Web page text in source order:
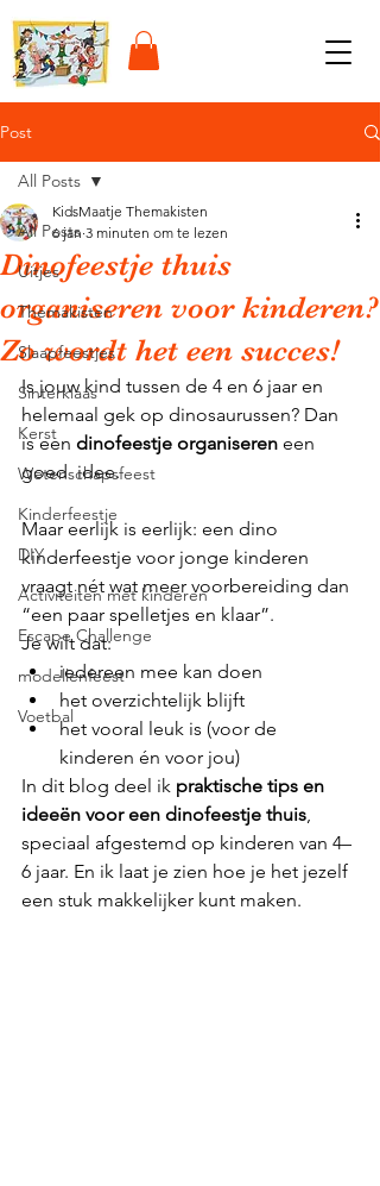
Post
All Posts
Uitjes
Themakisten
Slaapfeestjes
Sinterklaas
Kerst
Wetenschapsfeest
Kinderfeestje
DIY
Activiteiten met kinderen
Escape Challenge
modellenfeest
Voetbal
All Posts
Dinofeestje thuis
organiseren voor kinderen?
Zo wordt het een succes!
KidsMaatje Themakisten
6 jan 3 minuten om te lezen
Is jouw kind tussen de 4 en 6 jaar en
helemaal gek op dinosaurussen? Dan
is een dinofeestje organiseren een
goed  idee.
Maar eerlijk is eerlijk: een dino
kinderfeestje voor jonge kinderen
vraagt nét wat meer voorbereiding dan
“een paar spelletjes en klaar”.
Je wilt dat:
iedereen mee kan doen
het overzichtelijk blijft
het vooral leuk is (voor de
kinderen én voor jou)
In dit blog deel ik praktische tips en
ideeën voor een dinofeestje thuis,
speciaal afgestemd op kinderen van 4–
6 jaar. En ik laat je zien hoe je het jezelf
een stuk makkelijker kunt maken.